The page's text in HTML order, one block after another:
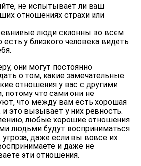
не испытывает ли ваш
отношениях страхи или
люди склонны во всем
у близкого человека видеть
они могут постоянно
о том, какие замечательные
отношения у вас с другими
потому что сами они не
что между вам есть хорошая
и это вызывает у них ревность.
любые хорошие отношения
людьми будут восприниматься
угроза, даже если вы вовсе их
и даже не
эти отношения.